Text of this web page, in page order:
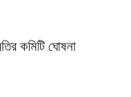
কমিটি ঘোষনা